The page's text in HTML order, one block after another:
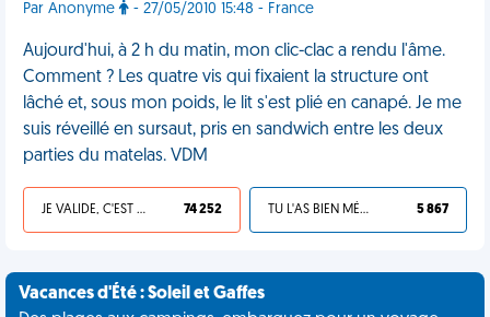
Par Anonyme - 27/05/2010 15:48 - France
Aujourd'hui, à 2 h du matin, mon clic-clac a rendu l'âme.
Comment ? Les quatre vis qui fixaient la structure ont
lâché et, sous mon poids, le lit s'est plié en canapé. Je me
suis réveillé en sursaut, pris en sandwich entre les deux
parties du matelas. VDM
JE VALIDE, C'EST UNE VDM 74 252 TU L'AS BIEN MÉRITÉ 5 867
Vacances d'Été : Soleil et Gaffes